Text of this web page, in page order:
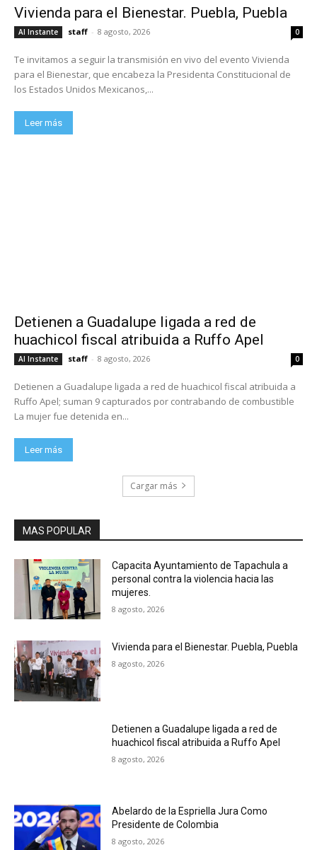
Vivienda para el Bienestar. Puebla, Puebla
Al Instante staff - 8 agosto, 2026 0
Te invitamos a seguir la transmisión en vivo del evento Vivienda
para el Bienestar, que encabeza la Presidenta Constitucional de
los Estados Unidos Mexicanos,...
Leer más
Detienen a Guadalupe ligada a red de
huachicol fiscal atribuida a Ruffo Apel
Al Instante staff - 8 agosto, 2026 0
Detienen a Guadalupe ligada a red de huachicol fiscal atribuida a
Ruffo Apel; suman 9 capturados por contrabando de combustible
La mujer fue detenida en...
Leer más
Cargar más
MAS POPULAR
Capacita Ayuntamiento de Tapachula a
personal contra la violencia hacia las
mujeres.
8 agosto, 2026
Vivienda para el Bienestar. Puebla, Puebla
8 agosto, 2026
Detienen a Guadalupe ligada a red de
huachicol fiscal atribuida a Ruffo Apel
8 agosto, 2026
Abelardo de la Espriella Jura Como
Presidente de Colombia
8 agosto, 2026